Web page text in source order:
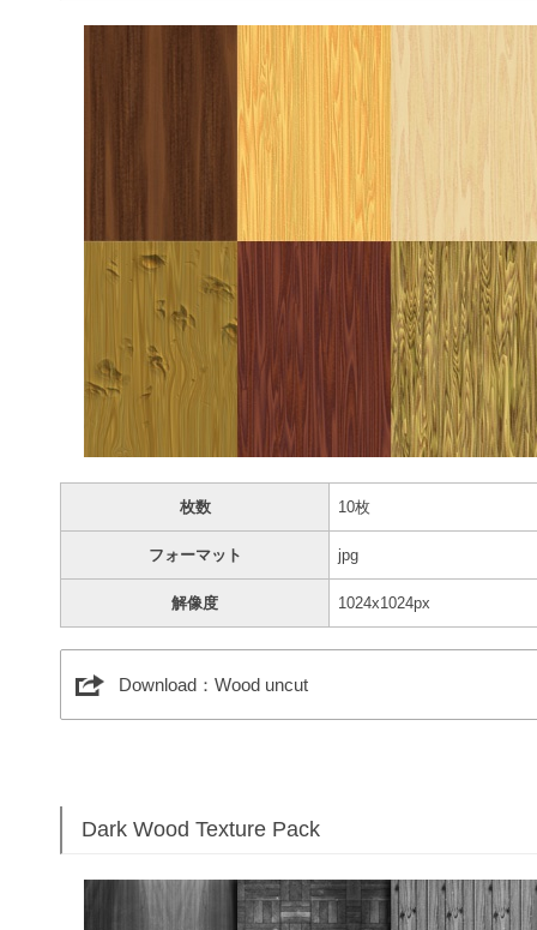
枚数 10枚
フォーマット jpg
解像度 1024x1024px
Download：Wood uncut
Dark Wood Texture Pack